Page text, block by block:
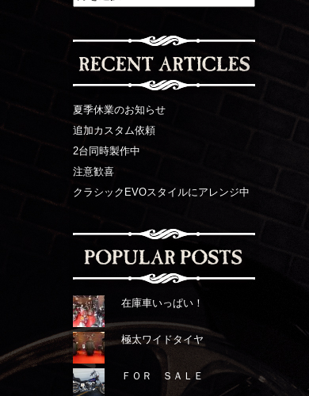
夏季休業のお知らせ
追加カスタム依頼
2台同時製作中
注意歓喜
クラシックEVOスタイルにアレンジ中
在庫車いっぱい！
極太ワイドタイヤ
ＦＯＲ ＳＡＬＥ